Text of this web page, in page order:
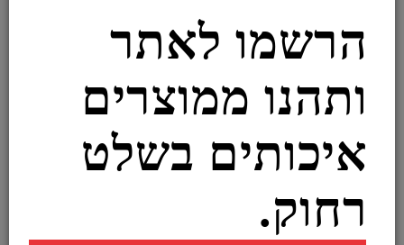
הרשמו לאתר
ותהנו ממוצרים
איכותים בשלט
רחוק.